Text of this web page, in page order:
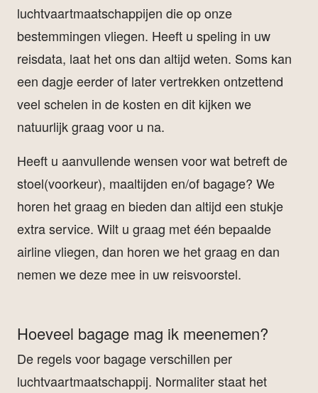
luchtvaartmaatschappijen die op onze
bestemmingen vliegen. Heeft u speling in uw
reisdata, laat het ons dan altijd weten. Soms kan
een dagje eerder of later vertrekken ontzettend
veel schelen in de kosten en dit kijken we
natuurlijk graag voor u na.
Heeft u aanvullende wensen voor wat betreft de
stoel(voorkeur), maaltijden en/of bagage? We
horen het graag en bieden dan altijd een stukje
extra service. Wilt u graag met één bepaalde
airline vliegen, dan horen we het graag en dan
nemen we deze mee in uw reisvoorstel.
Hoeveel bagage mag ik meenemen?
De regels voor bagage verschillen per
luchtvaartmaatschappij. Normaliter staat het